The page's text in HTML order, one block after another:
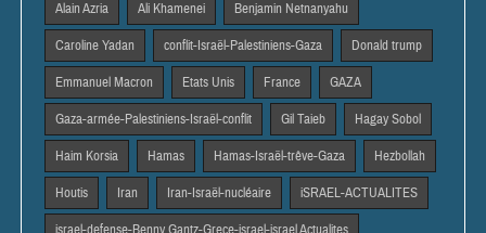
Alain Azria Ali Khamenei Benjamin Netnanyahu
Caroline Yadan conflit-Israël-Palestiniens-Gaza Donald trump
Emmanuel Macron Etats Unis France GAZA
Gaza-armée-Palestiniens-Israël-conflit Gil Taieb Hagay Sobol
Haim Korsia Hamas Hamas-Israël-trêve-Gaza Hezbollah
Houtis Iran Iran-Israël-nucléaire iSRAEL-ACTUALITES